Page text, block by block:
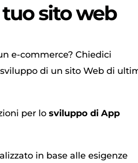
sito web
e-commerce? Chiedici
di un sito Web di
per losviluppo di App
in base alle esigenze